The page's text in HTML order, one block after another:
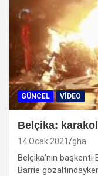
GÜNCEL VIDEO
Belçika:
14 Ocak 2021 gha
Belçika’nın
Barrie